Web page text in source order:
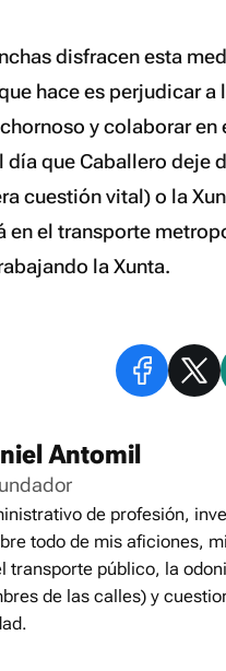
disfracen esta
hace es perjudicar a
y colaborar en
día que Caballero deje
cuestión vital) o la
en el transporte
la Xunta.
Antomil
de profesión,
todo de mis aficiones,
transporte público, la
de las calles) y